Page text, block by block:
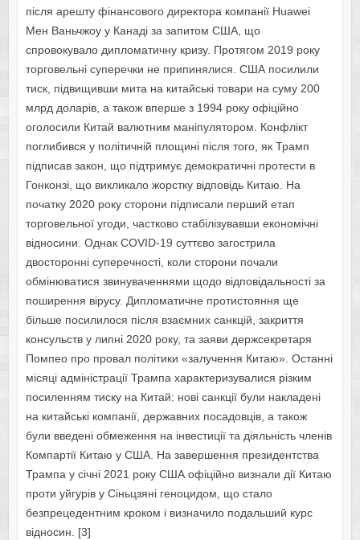
після арешту фінансового директора компанії Huawei
Мен Ваньчжоу у Канаді за запитом США, що
спровокувало дипломатичну кризу. Протягом 2019 року
торговельні суперечки не припинялися. США посилили
тиск, підвищивши мита на китайські товари на суму 200
млрд доларів, а також вперше з 1994 року офіційно
оголосили Китай валютним маніпулятором. Конфлікт
поглибився у політичній площині після того, як Трамп
підписав закон, що підтримує демократичні протести в
Гонконзі, що викликало жорстку відповідь Китаю. На
початку 2020 року сторони підписали перший етап
торговельної угоди, частково стабілізувавши економічні
відносини. Однак COVID-19 суттєво загострила
двосторонні суперечності, коли сторони почали
обмінюватися звинуваченнями щодо відповідальності за
поширення вірусу. Дипломатичне протистояння ще
більше посилилося після взаємних санкцій, закриття
консульств у липні 2020 року, та заяви держсекретаря
Помпео про провал політики «залучення Китаю». Останні
місяці адміністрації Трампа характеризувалися різким
посиленням тиску на Китай: нові санкції були накладені
на китайські компанії, державних посадовців, а також
були введені обмеження на інвестиції та діяльність членів
Компартії Китаю у США. На завершення президентства
Трампа у січні 2021 року США офіційно визнали дії Китаю
проти уйгурів у Сіньцзяні геноцидом, що стало
безпрецедентним кроком і визначило подальший курс
відносин. [3]